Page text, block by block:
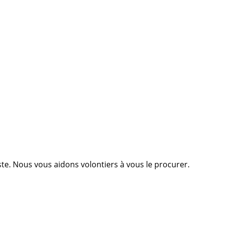
Nous vous aidons volontiers à vous le procurer.